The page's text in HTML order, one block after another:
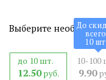
Выберите
до 10 шт.
12.50руб.
10-100
9.90
До
10